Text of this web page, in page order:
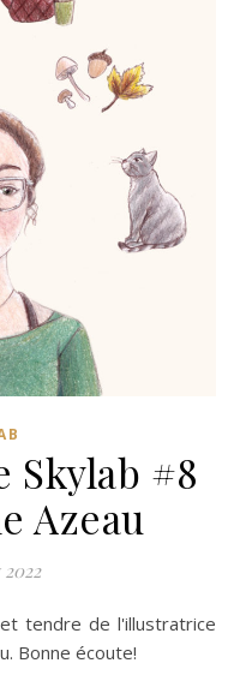
Skylab #8
Azeau
Bonne écoute!